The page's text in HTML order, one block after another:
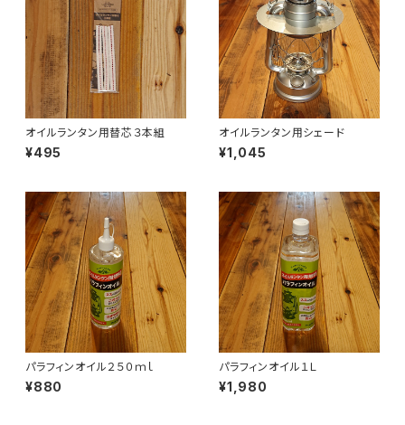
オイルランタン用替芯３本組
¥495
オイルランタン用シェード
¥1,045
パラフィンオイル２５０ｍｌ
¥880
パラフィンオイル１Ｌ
¥1,980